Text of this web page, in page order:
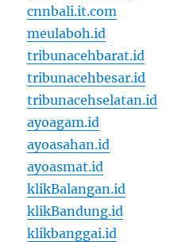
cnnbali.it.com
meulaboh.id
tribunacehbarat.id
tribunacehbesar.id
tribunacehselatan.id
ayoagam.id
ayoasahan.id
ayoasmat.id
klikBalangan.id
klikBandung.id
klikbanggai.id